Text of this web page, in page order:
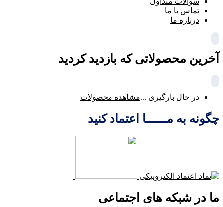
تماس با ما
درباره ما
آخرین محصولاتی که بازدید کردید
در حال بارگیری ...مشاهده محصولات
چگونه به مــــــا اعتماد کنید
ما در شبکه های اجتماعی